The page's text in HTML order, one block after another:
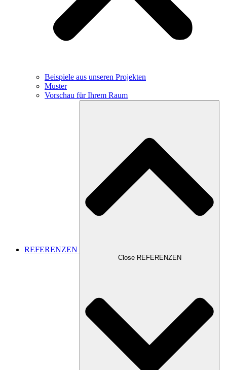
Beispiele aus unseren Projekten
Muster
Vorschau für Ihrem Raum
REFERENZEN
Close REFERENZEN